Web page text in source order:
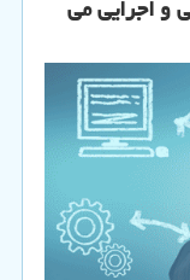
و اجرایی می